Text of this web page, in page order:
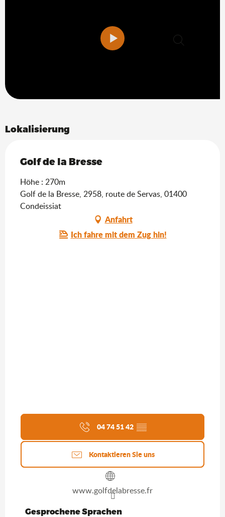
Lokalisierung
Golf de la Bresse
Höhe : 270m
Golf de la Bresse, 2958, route de Servas, 01400
Condeissiat
Anfahrt
Ich fahre mit dem Zug hin!
04 74 51 42 ▒▒
Kontaktieren Sie uns
www.golfdelabresse.fr
Gesprochene Sprachen
Gesprochene Sprachen